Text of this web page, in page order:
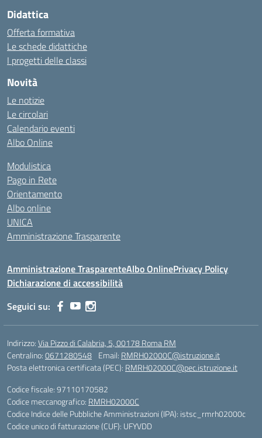
Didattica
Offerta formativa
Le schede didattiche
I progetti delle classi
Novità
Le notizie
Le circolari
Calendario eventi
Albo Online
Modulistica
Pago in Rete
Orientamento
Albo online
UNICA
Amministrazione Trasparente
Amministrazione TrasparenteAlbo OnlinePrivacy Policy
Dichiarazione di accessibilità
Seguici su:
Indirizzo:Via Pizzo di Calabria, 5, 00178 Roma RM
Centralino:0671280548 Email: RMRH02000C@istruzione.it
Posta elettronica certificata (PEC): RMRH02000C@pec.istruzione.it
Codice fiscale: 97110170582
Codice meccanografico: RMRH02000C
Codice Indice delle Pubbliche Amministrazioni (IPA): istsc_rmrh02000c
Codice unico di fatturazione (CUF): UFYVDD